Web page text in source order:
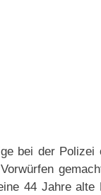
bei der
44 Jahre